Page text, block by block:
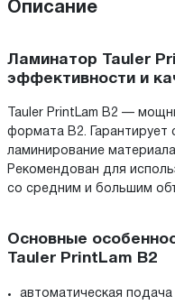
Описание
Ламинатор Tauler
эффективности и
Tauler PrintLam B2 —
формата B2. Гарантирует
ламинирование
Рекомендован для
со средним и большим
Основные
Tauler PrintLam B2
автоматическая